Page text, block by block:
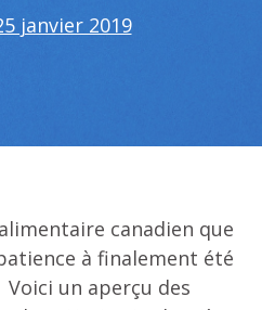
janvier 2019
canadien que
à finalement été
un aperçu des